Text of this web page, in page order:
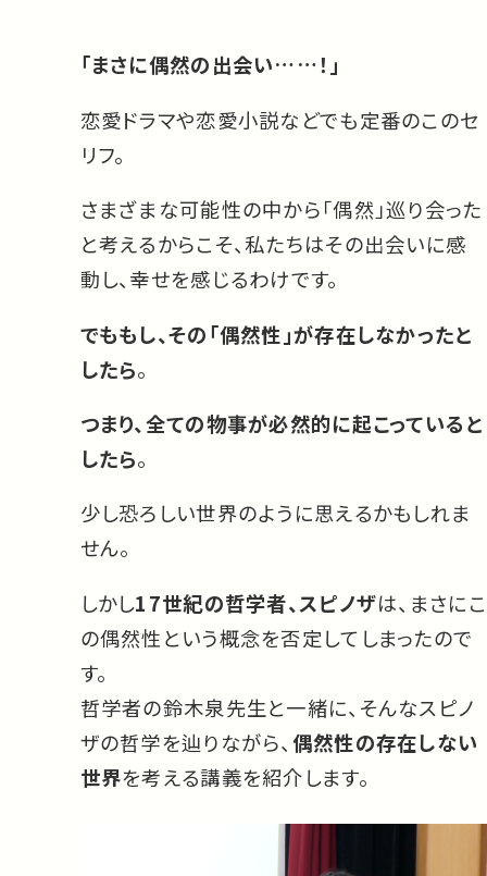
「まさに偶然の出会い……！」
恋愛ドラマや恋愛小説などでも定番のこのセ
リフ。
さまざまな可能性の中から「偶然」巡り会った
と考えるからこそ、私たちはその出会いに感
動し、幸せを感じるわけです。
でももし、その「偶然性」が存在しなかったと
したら。
つまり、全ての物事が必然的に起こっていると
したら。
少し恐ろしい世界のように思えるかもしれま
せん。
しかし17世紀の哲学者、スピノザは、まさにこ
の偶然性という概念を否定してしまったので
す。
哲学者の鈴木泉先生と一緒に、そんなスピノ
ザの哲学を辿りながら、 偶然性の存在しない
世界を考える講義を紹介します。